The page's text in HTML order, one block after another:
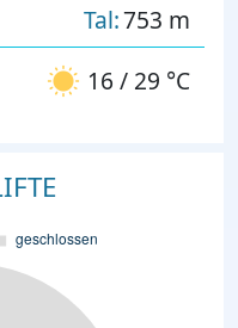
Tal:753 m
16 / 29 °C